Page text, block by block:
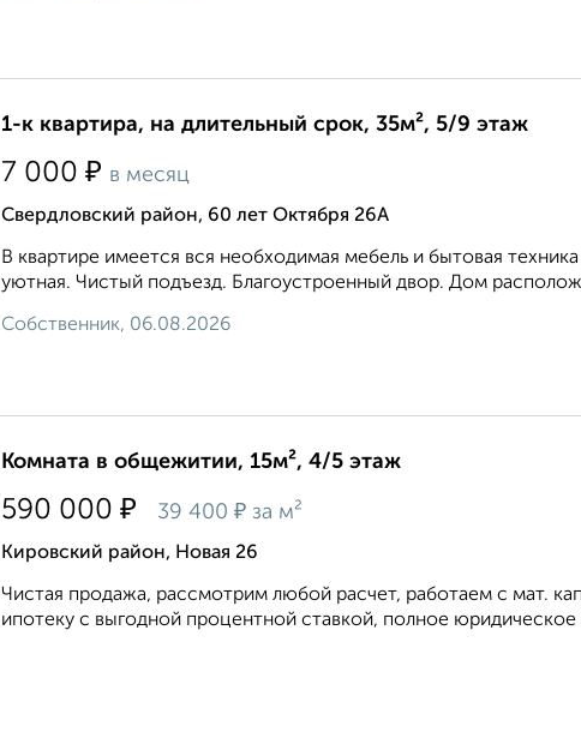
1-к квартира, на длительный срок, 35м², 5/9 этаж
7 000 ₽ в месяц
Свердловский район, 60 лет Октября 26А
В квартире имеется вся необходимая мебель и бытовая
уютная. Чистый подъезд. Благоустроенный двор. Дом
Собственник, 06.08.2026
Комната в общежитии, 15м², 4/5 этаж
590 000 ₽ 39 400 ₽ за м²
Кировский район, Новая 26
Чистая продажа, рассмотрим любой расчет, работаем с мат.
ипотеку с выгодной процентной ставкой, полное